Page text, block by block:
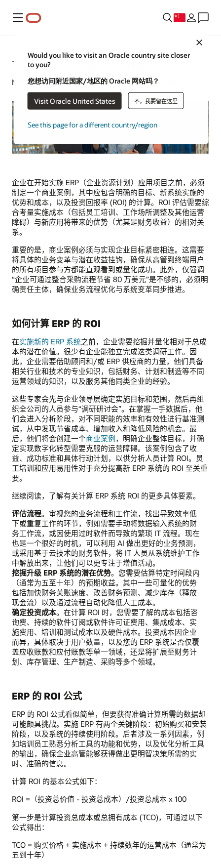
菜单
Would you like to visit an Oracle country site closer
to you?
您想访问附近国家/地区的 Oracle 网站吗？
Visit Oracle United States 不，我要留在这里
See this page for a different country/region
计算 ERP 的投资回报率
Margaret Lindquist | 高级撰稿人 | 2025 年 3 月 14 日
企业在开始实施 ERP（企业资源计划）应用项目之前，必须
制定一个商业案例，其中应包含明确的目标、新系统实施的
优势和成本，以及投资回报率 (ROI) 的计算。ROI 评估需要综
合考量实施成本（包括员工培训、工作场所调整及其他运营
障碍）与新应用将带来的优势（尤其是财务收益）的相对关
系。
重要的是，商业案例必须与实现企业目标紧密相连。这需要
将具体的业务变革与潜在收益挂钩，确保从高管到终端用户
的所有项目参与方都能直观看到或量化成功。此外，仅强调
“企业可通过整合采购流程节省 80 万美元”是不够的，必须明
确责任主体，确保业务流程优化与系统变革同步推进。
如何计算 ERP 的 ROI
在实施新的 ERP 系统之前，企业需要挖掘并量化相对于总成
本的潜在价值。很少有企业能独立完成这类调研工作。因
此，企业需要借助顾问和/或 ERP 供应商的力量，他们具备
相关行业和技术的专业知识，包括财务、计划和制造等不同
运营领域的知识，以及服务其他同类企业的经验。
这些专家会先与企业领导层确定实施目标和范围，然后再组
织全公司的人员参与“调研研讨会”。在掌握一手数据后，他
们会进入分析阶段，对不同职能的效率和有效性进行基准测
试，从中发现节省成本、增加收入和降低风险的机会。最
后，他们将会创建一个商业案例，明确企业整体目标，并确
定实现数字化转型需要克服的运营障碍。该案例包含了收
益、成功标准和具体行动计划，以供分析人员计算 ROI。员
工培训和应用易用性对于充分提高新 ERP 系统的 ROI 至关重
要。
继续阅读，了解有关计算 ERP 系统 ROI 的更多具体要素。
评估流程。审视您的业务流程和工作流，找出导致效率低
下或重复工作的环节，例如需要手动将数据输入系统的财
务工作流，或因使用过时软件而导致的繁琐 IT 流程。现在
也是一个很好的时机，可以利用 AI 做出更好的业务预测，
或采用基于云技术的财务软件，将 IT 人员从系统维护工作
中解放出来，让他们可以更专注于增值活动。
挖掘升级 ERP 系统的潜在优势。您需要估算特定时间段内
（通常为五至十年）的预期收益。其中一些可量化的优势
包括加快财务关账速度、改善财务预测、减少库存（释放
现金流）以及通过流程自动化降低人工成本。
确定投资成本。在计算 ROI 时，您需要了解的成本包括咨
询费、持续的软件订阅或软件许可证费用、集成成本、实
施费用、培训和测试成本以及硬件成本。投资成本因企业
而异，具体取决于用户数量，以及您的 ERP 系统是否仅覆
盖应收账款和应付账款等单一领域，还是将扩展至财务计
划、库存管理、生产制造、采购等多个领域。
ERP 的 ROI 公式
ERP 的 ROI 公式看似简单，但要获得准确计算所需的数据却
可能颇具挑战。实施 ERP 有两个关键阶段：初始购买和安装
阶段，以及系统的持续使用阶段。后者涉及一系列因素，例
如培训员工熟悉分析工具的功能和优势，以及优化分析工具
的输出，确保企业高管能够获得做出更明智决策所需的实
时、准确的信息。
计算 ROI 的基本公式如下：
ROI =（投资总价值 - 投资总成本）/投资总成本 x 100
第一步是计算投资总成本或总拥有成本 (TCO)，可通过以下
公式得出：
TCO = 购买价格 + 实施成本 + 持续数年的运营成本（通常为
五到十年）